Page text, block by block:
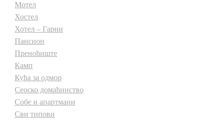
Мотел
Хостел
Хотел – Гарни
Пансион
Преноћиште
Камп
Кућа за одмор
Сеоско домаћинство
Собе и апартмани
Сви типови